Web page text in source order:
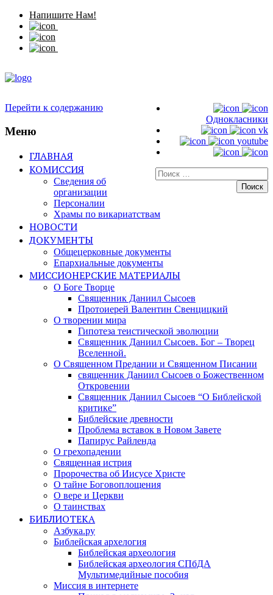
Напишите Нам!
Однокласники
vk
youtube
Искать:
Перейти к содержанию
Меню
ГЛАВНАЯ
КОМИССИЯ
Сведения об
организации
Персоналии
Храмы по викариатствам
НОВОСТИ
ДОКУМЕНТЫ
Общецерковные документы
Епархиальные документы
МИССИОНЕРСКИЕ МАТЕРИАЛЫ
О Боге Творце
Священник Даниил Сысоев
Протоиерей Валентин Свенцицкий
О творении мира
Гипотеза теистической эволюции
Священник Даниил Сысоев. Бог – Творец
Вселенной.
О Священном Предании и Священном Писании
священник Даниил Сысоев о Божественном
Откровении
Священник Даниил Сысоев “О Библейской
критике”
Библейские древности
Проблема вставок в Новом Завете
Папирус Райленда
О грехопадении
Священная истрия
Пророчества об Иисусе Христе
О тайне Боговоплощения
О вере и Церкви
О таинствах
БИБЛИОТЕКА
Азбука.ру
Библейская архелогия
Библейская археология
Библейская археология СПбДА
Мультимедийные пособия
Миссия в интернете